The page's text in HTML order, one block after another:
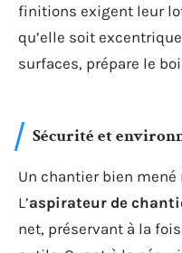
finitions exigent leur
qu’elle soit
surfaces, prépare le
Sécurité et
Un chantier bien
L’aspirateur de
net, préservant à la